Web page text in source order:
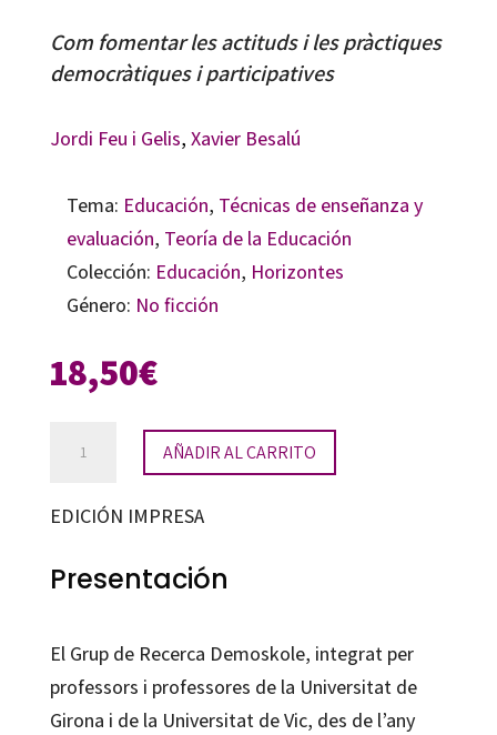
Com fomentar les actituds i les pràctiques
democràtiques i participatives
Jordi Feu i Gelis, Xavier Besalú
Tema: Educación, Técnicas de enseñanza y
evaluación, Teoría de la Educación
Colección: Educación, Horizontes
Género: No ficción
18,50€
i
cultura
participativa
cantidad
AÑADIR AL CARRITO
EDICIÓN IMPRESA
Presentación
El Grup de Recerca Demoskole, integrat per
professors i professores de la Universitat de
Girona i de la Universitat de Vic, des de l’any